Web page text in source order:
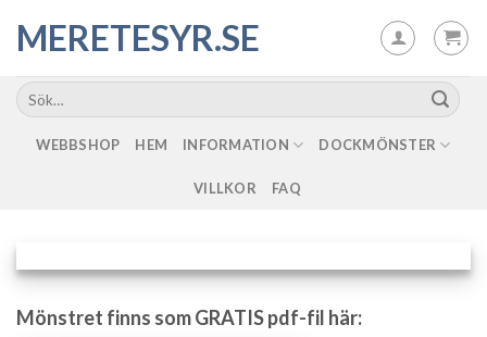
MERETESYR.SE
WEBBSHOP HEM INFORMATION DOCKMÖNSTER
VILLKOR FAQ
Mönstret finns som GRATIS pdf-fil här: